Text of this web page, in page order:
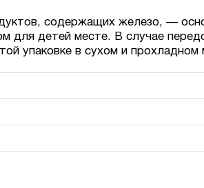
содержащих железо, —
для детей месте. В случае
упаковке в сухом и прохладном